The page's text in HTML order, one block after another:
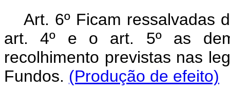
Art. 6º Ficam ressalvadas
art. 4º e o art. 5º as
recolhimento previstas nas
Fundos. (Produção de efeito)